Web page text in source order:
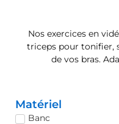
Nos exercices en
triceps pour tonifier,
de vos bras.
Matériel
Banc